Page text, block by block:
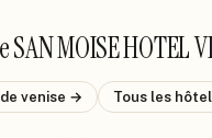
SAN MOISE HOTEL
venise → Tous les